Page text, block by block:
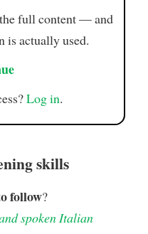
full content — and
is actually used.
Log in.
skills
follow?
spoken Italian